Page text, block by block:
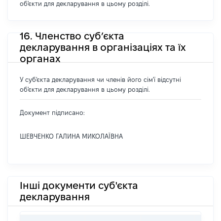
об'єкти для декларування в цьому розділі.
16. Членство суб’єкта
декларування в організаціях та їх
органах
У суб'єкта декларування чи членів його сім'ї відсутні
об'єкти для декларування в цьому розділі.
Документ підписано:
ШЕВЧЕНКО ГАЛИНА МИКОЛАЇВНА
Інші документи суб'єкта
декларування